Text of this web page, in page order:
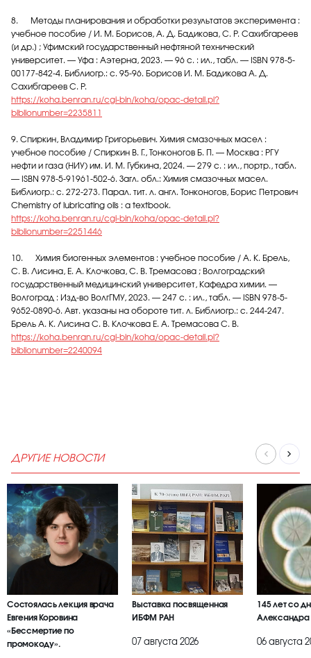
8. Методы планирования и обработки результатов эксперимента :
учебное пособие / И. М. Борисов, А. Д. Бадикова, С. Р. Сахибгареев
[и др.] ; Уфимский государственный нефтяной технический
университет. — Уфа : Аэтерна, 2023. — 96 с. : ил., табл. — ISBN 978-5-
00177-842-4. Библиогр.: с. 95-96. Борисов И. М. Бадикова А. Д.
Сахибгареев С. Р.
https://koha.benran.ru/cgi-bin/koha/opac-detail.pl?
biblionumber=2235811
9. Спиркин, Владимир Григорьевич. Химия смазочных масел :
учебное пособие / Спиркин В. Г., Тонконогов Б. П. — Москва : РГУ
нефти и газа (НИУ) им. И. М. Губкина, 2024. — 279 с. : ил., портр., табл.
— ISBN 978-5-91961-502-6. Загл. обл.: Химия смазочных масел.
Библиогр.: с. 272-273. Парал. тит. л. англ. Тонконогов, Борис Петрович
Chemistry of lubricating oils : a textbook.
https://koha.benran.ru/cgi-bin/koha/opac-detail.pl?
biblionumber=2251446
10. Химия биогенных элементов : учебное пособие / А. К. Брель,
С. В. Лисина, Е. А. Клочкова, С. В. Тремасова ; Волгоградский
государственный медицинский университет, Кафедра химии. —
Волгоград : Изд-во ВолгГМУ, 2023. — 247 с. : ил., табл. — ISBN 978-5-
9652-0890-6. Авт. указаны на обороте тит. л. Библиогр.: с. 244-247.
Брель А. К. Лисина С. В. Клочкова Е. А. Тремасова С. В.
https://koha.benran.ru/cgi-bin/koha/opac-detail.pl?
biblionumber=2240094
ДРУГИЕ НОВОСТИ
Состоялась лекция врача
Евгения Коровина
«Бессмертие по
промокоду».
Выставка посвященная
ИБФМ РАН
07 августа 2026
145 лет со
Александра
06 августа